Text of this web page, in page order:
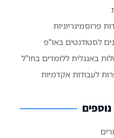
פרוסמינריוניות
לסטודנטים באו"פ
באנגלית ללומדים בחו"ל
לעבודות אקדמיות